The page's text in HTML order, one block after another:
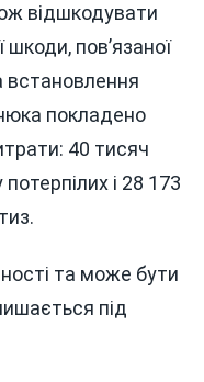
відшкодувати
шкоди, пов’язаної
встановлення
покладено
40 тисяч
і 28 173
та може бути
під